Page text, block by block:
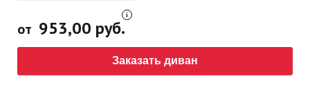
от 953,00 руб.
Заказать диван